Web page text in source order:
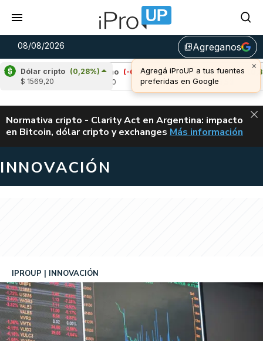
08/08/2026 library_addAgreganos
×
Agregá iProUP a tus fuentes
preferidas en Google
Dólar cripto (0,28%)
$ 1569,20
Cardano
(-0,71%)
Avalanche (0,34%)
u$s 6,53
ALERTA
Normativa cripto - Clarity Act en Argentina: impacto
en Bitcoin, dólar cripto y exchanges CLARITY ACT EN
Más información
INNOVACIÓN
IPROUP INNOVACIÓN